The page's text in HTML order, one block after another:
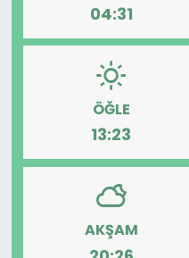
04:31
ÖĞLE
13:23
AKŞAM